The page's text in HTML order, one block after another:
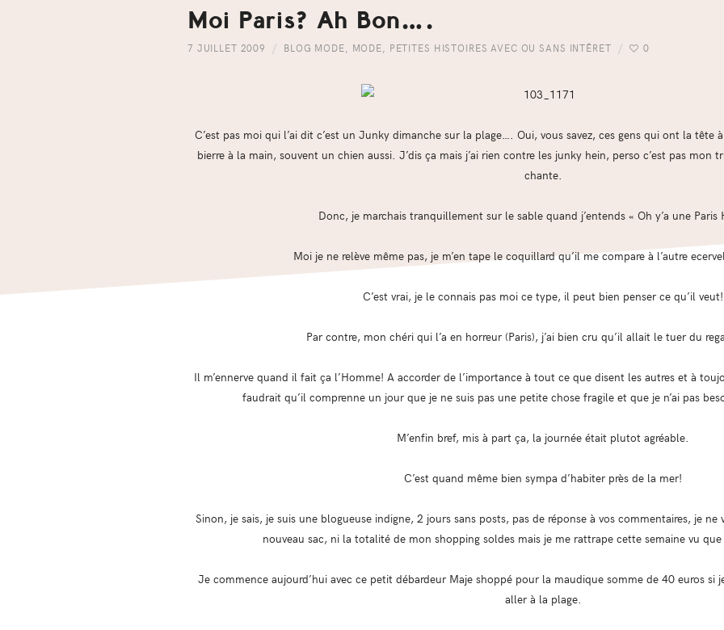
Moi Paris? Ah Bon….
7 JUILLET 2009 BLOG MODE MODE PETITES HISTOIRES AVEC OU SANS INTÊRET 0
C’est pas moi qui l’ai dit c’est un Junky dimanche sur la plage…. Oui, vous savez, ces gens qui ont la tête
bierre à la main, souvent un chien aussi. J’dis ça mais j’ai rien contre les junky hein, perso c’est pas
chante.
Donc, je marchais tranquillement sur le sable quand j’entends « Oh y’a une
Moi je ne relève même pas, je m’en tape le coquillard qu’il me compare à l’autre
C’est vrai, je le connais pas moi ce type, il peut bien penser ce qu’il veut!
Par contre, mon chéri qui l’a en horreur (Paris), j’ai bien cru qu’il allait le tuer du
Il m’ennerve quand il fait ça l’Homme! A accorder de l’importance à tout ce que disent les autres et à
faudrait qu’il comprenne un jour que je ne suis pas une petite chose fragile et que je n’ai pas
M’enfin bref, mis à part ça, la journée était plutot agréable.
C’est quand même bien sympa d’habiter près de la mer!
Sinon, je sais, je suis une blogueuse indigne, 2 jours sans posts, pas de réponse à vos commentaires, je
nouveau sac, ni la totalité de mon shopping soldes mais je me rattrape cette semaine vu que
Je commence aujourd’hui avec ce petit débardeur Maje shoppé pour la maudique somme de 40 euros
aller à la plage.